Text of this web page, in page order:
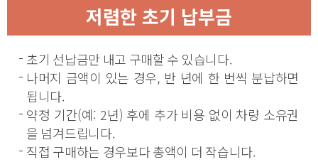
저렴한 초기 납부금
초기 선납금만 내고 구매할 수 있습니다.
나머지 금액이 있는 경우, 반 년에 한 번씩 분납하면
됩니다.
약정 기간(예: 2년) 후에 추가 비용 없이 차량 소유권
을 넘겨드립니다.
직접 구매하는 경우보다 총액이 더 작습니다.